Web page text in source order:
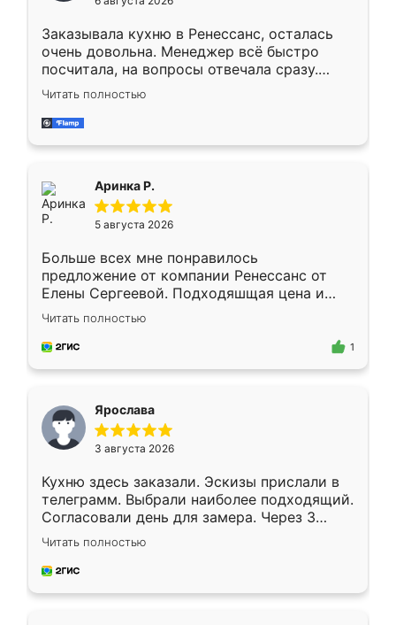
мебели буду заказывать только здесь.
Заказывала кухню в Ренессанс, осталась
очень довольна. Менеджер всё быстро
посчитала, на вопросы отвечала сразу.
Замерщик приехал в субботу, подошёл к
делу со всей ответственностью. Собрали
за день, ребята работали аккуратно, даже
Читать полностью
Аринка Р.
5 августа 2026
Больше всех мне понравилось
предложение от компании Ренессанс от
Елены Сергеевой. Подходяшщая цена и
короткие сроки изготовления. Приехавший
для замера сотрудник Владислав
предложил по моему эскизу самый
Читать полностью
1
Ярослава
3 августа 2026
Кухню здесь заказали. Эскизы прислали в
телеграмм. Выбрали наиболее подходящий.
Согласовали день для замера. Через 3
недели кухня была уже готова. Остались
довольны работой. Спасибо Ренессанс
мебель за качественную работу!
Читать полностью